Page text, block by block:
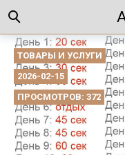
ТОВАРЫ И УСЛУГИ
2026-02-15
ПРОСМОТРОВ: 372